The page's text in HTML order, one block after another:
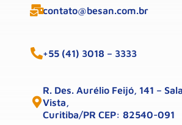
contato@besan.com.br
+55 (41) 3018 – 3333
R. Des. Aurélio Feijó, 141 –
Vista,
Curitiba/PR CEP: 82540-091